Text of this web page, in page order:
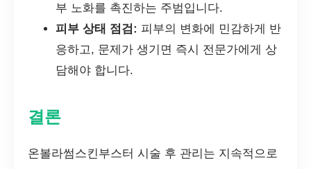
부 노화를 촉진하는 주범입니다.
피부 상태 점검: 피부의 변화에 민감하게 반
응하고, 문제가 생기면 즉시 전문가에게 상
담해야 합니다.
결론
온볼라썸스킨부스터 시술 후 관리는 지속적으로